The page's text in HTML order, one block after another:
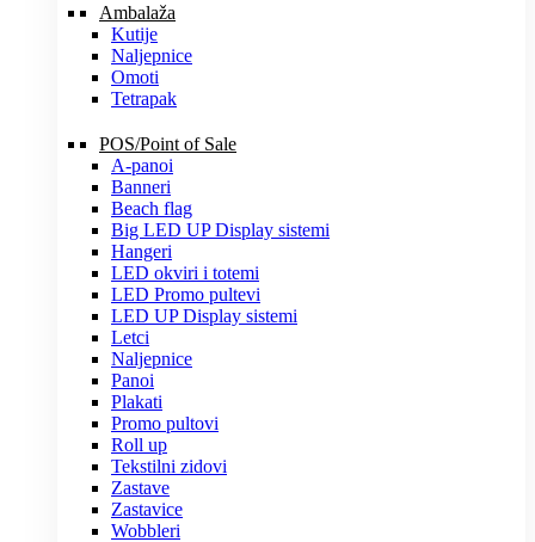
Ambalaža
Kutije
Naljepnice
Omoti
Tetrapak
POS/Point of Sale
A-panoi
Banneri
Beach flag
Big LED UP Display sistemi
Hangeri
LED okviri i totemi
LED Promo pultevi
LED UP Display sistemi
Letci
Naljepnice
Panoi
Plakati
Promo pultovi
Roll up
Tekstilni zidovi
Zastave
Zastavice
Wobbleri